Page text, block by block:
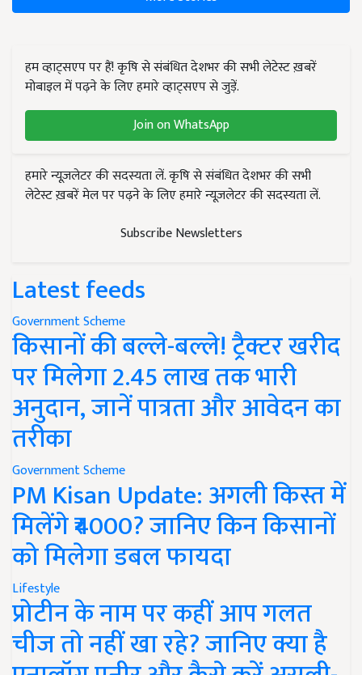
हम व्हाट्सएप पर हैं! कृषि से संबंधित देशभर की सभी लेटेस्ट ख़बरें
मोबाइल में पढ़ने के लिए हमारे व्हाट्सएप से जुड़ें.
Join on WhatsApp
हमारे न्यूज़लेटर की सदस्यता लें. कृषि से संबंधित देशभर की सभी
लेटेस्ट ख़बरें मेल पर पढ़ने के लिए हमारे न्यूज़लेटर की सदस्यता लें.
Subscribe Newsletters
Latest feeds
Government Scheme
किसानों की बल्ले-बल्ले! ट्रैक्टर खरीद
पर मिलेगा 2.45 लाख तक भारी
अनुदान, जानें पात्रता और आवेदन का
तरीका
Government Scheme
PM Kisan Update: अगली किस्त में
मिलेंगे ₹4000? जानिए किन किसानों
को मिलेगा डबल फायदा
Lifestyle
प्रोटीन के नाम पर कहीं आप गलत
चीज तो नहीं खा रहे? जानिए क्या है